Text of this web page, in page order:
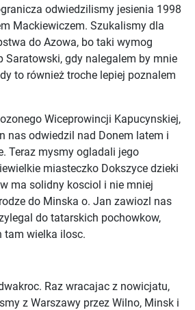
odwiedzilismy jesienia 1998
Mackiewiczem. Szukalismy dla
do Azowa, bo taki wymog
Saratowski, gdy nalegalem by mnie
to również troche lepiej poznalem
Wiceprowincji Kapucynskiej,
nas odwiedzil nad Donem latem i
Teraz mysmy ogladali jego
miasteczko Dokszyce dzieki
ma solidny kosciol i nie mniej
do Minska o. Jan zawiozl nas
do tatarskich pochowkow,
tam wielka ilosc.
Raz wracajac z nowicjatu,
z Warszawy przez Wilno, Minsk i